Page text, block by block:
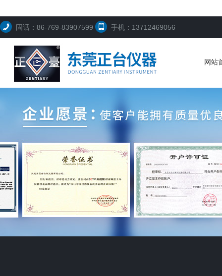
固话：86-769-83907599 手机：13712469056
网站